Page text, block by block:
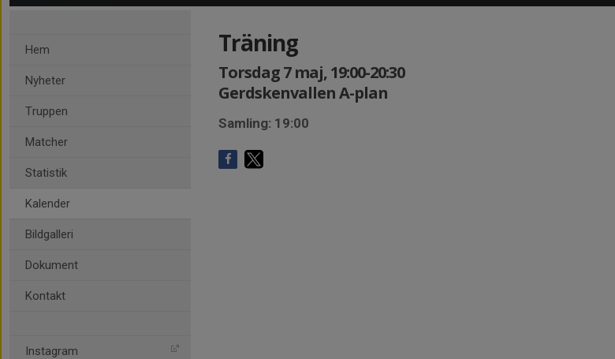
Hem
Nyheter
Truppen
Matcher
Statistik
Kalender
Bildgalleri
Dokument
Kontakt
Instagram
Träning
Torsdag 7 maj, 19:00-20:30
Gerdskenvallen A-plan
Samling: 19:00